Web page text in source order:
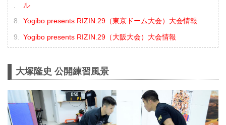
ル
Yogibo presents RIZIN.29（東京ドーム大会）大会情報
Yogibo presents RIZIN.29（大阪大会）大会情報
大塚隆史 公開練習風景